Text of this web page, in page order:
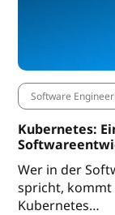
Software
Kubernetes:
Wer in der
spricht, kommt
Kubernetes…